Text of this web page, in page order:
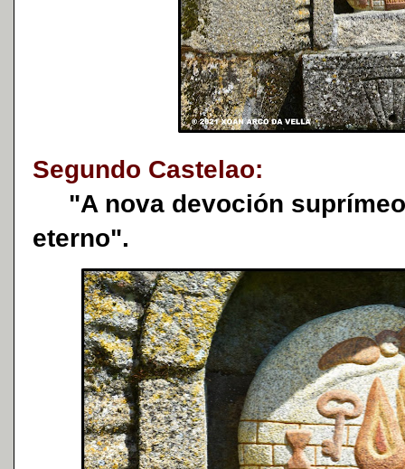
Segundo Castelao:
"A nova devoción
eterno".